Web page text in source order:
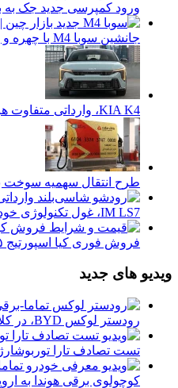
ورود کمپرسی جدید جک به
جانشین سوبا M4 با چهره و پیشرانه ای متفاوت!
KIA K4، وارداتی متفاوت هرمس خودرو برای بازار ایران
طرح انتقال سهمیه سوخت
IM LS7، غول تکنولوژی خودرو های برقی ایران را در باشگاه انقلاب ببینید
فروش فوری کیا اسپورتیج ۲۰۲۵ با تحویل حداکثر ۲۰ روزه و قیمت قطعی
ویدیو های جدید
رودستر لوکس BYD، در کلاس پورشه و فراری!
تست تصادف تارا
کوچولوی برقی هوندا به